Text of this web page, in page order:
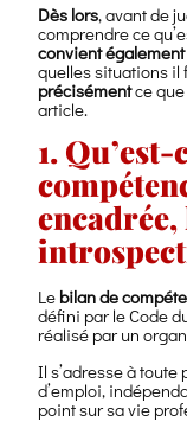
Dès lors, avant de
comprendre ce
convient également
quelles situations
précisémentce que
article.
1. Qu’est-
Le bilan de
défini par le Code
réalisé par un
Il s’adresse à
d’emploi,
point sur sa vie